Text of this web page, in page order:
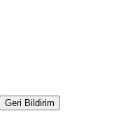
Geri Bildirim